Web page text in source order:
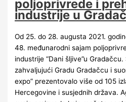
poljoprivrede i
industrije u
Od 25. do 28. augusta 2021.
48. međunarodni sajam
industrije “Dani šljive”u
zahvaljujući Gradu Gradačcu i
expo” prezentovalo više od 105
Hercegovine i susjednih država.